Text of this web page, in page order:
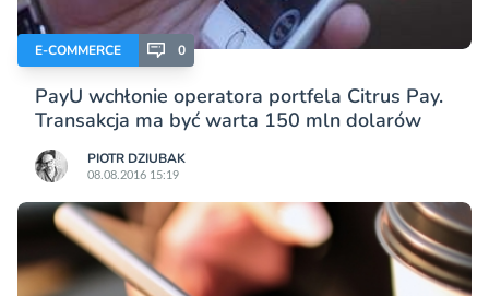
E-COMMERCE 0
PayU wchłonie operatora portfela Citrus Pay.
Transakcja ma być warta 150 mln dolarów
PIOTR DZIUBAK
08.08.2016 15:19